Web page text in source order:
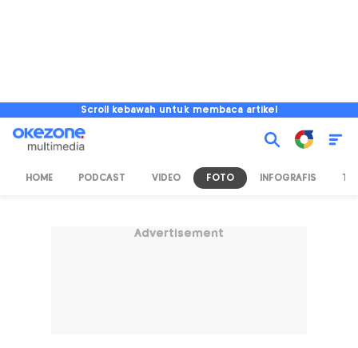
Scroll kebawah untuk membaca artikel
HOME PODCAST VIDEO FOTO INFOGRAFIS TV
Advertisement